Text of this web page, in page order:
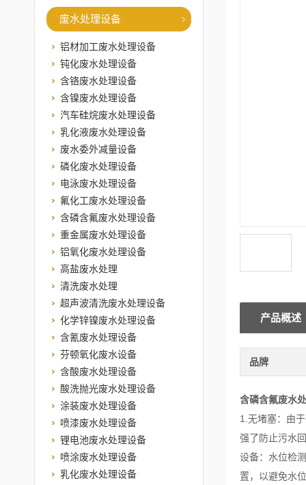
废水处理设备
铝材加工废水处理设备
钝化废水处理设备
含铬废水处理设备
含镍废水处理设备
汽车硅烷废水处理设备
乳化液废水处理设备
废水委外减量设备
磷化废水处理设备
电泳废水处理设备
氟化工废水处理设备
含磷含氟废水处理设备
重金属废水处理设备
铝氧化废水处理设备
高盐废水处理
清洗废水处理
超声波清洗废水处理设备
化学锌镍废水处理设备
含氰废水处理设备
芬顿氧化废水设备
含酸废水处理设备
酸洗抛光废水处理设备
涂装废水处理设备
喷漆废水处理设备
锂电池废水处理设备
喷涂废水处理设备
乳化废水处理设备
产品概述
品牌
含磷含氟废水
1.无堵塞：由
强了防止污水
设备：水位检
置，以避免水